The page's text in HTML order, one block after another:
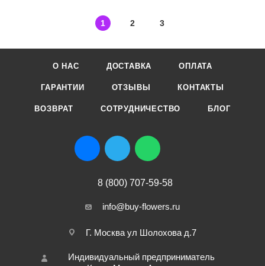
1 2 3
О НАС ДОСТАВКА ОПЛАТА
ГАРАНТИИ ОТЗЫВЫ КОНТАКТЫ
ВОЗВРАТ СОТРУДНИЧЕСТВО БЛОГ
8 (800) 707-59-58
info@buy-flowers.ru
Г. Москва ул Шолохова д.7
Индивидуальный предприниматель